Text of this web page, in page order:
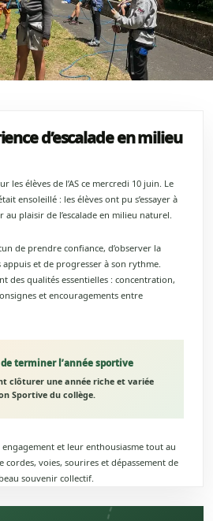
d’escalade en milieu
les élèves de l’AS ce mercredi 10 juin. Le
ensoleillé : les élèves ont pu s’essayer à
plaisir de l’escalade en milieu naturel.
de prendre confiance, d’observer la
et de progresser à son rythme.
des qualités essentielles : concentration,
et encouragements entre
terminer l’année sportive
clôturer une année riche et variée
Sportive du collège.
et leur enthousiasme tout au
cordes, voies, sourires et dépassement de
souvenir collectif.